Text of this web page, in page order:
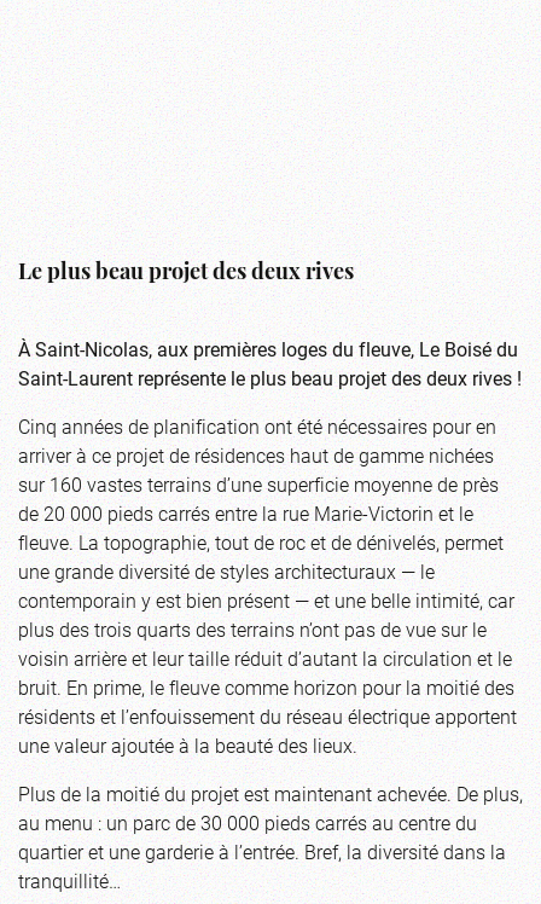
Le plus beau projet des deux rives
À Saint-Nicolas, aux premières loges du fleuve, Le Boisé du
Saint-Laurent représente le plus beau projet des deux rives !
Cinq années de planification ont été nécessaires pour en
arriver à ce projet de résidences haut de gamme nichées
sur 160 vastes terrains d’une superficie moyenne de près
de 20 000 pieds carrés entre la rue Marie-Victorin et le
fleuve. La topographie, tout de roc et de dénivelés, permet
une grande diversité de styles architecturaux — le
contemporain y est bien présent — et une belle intimité, car
plus des trois quarts des terrains n’ont pas de vue sur le
voisin arrière et leur taille réduit d’autant la circulation et le
bruit. En prime, le fleuve comme horizon pour la moitié des
résidents et l’enfouissement du réseau électrique apportent
une valeur ajoutée à la beauté des lieux.
Plus de la moitié du projet est maintenant achevée. De plus,
au menu : un parc de 30 000 pieds carrés au centre du
quartier et une garderie à l’entrée. Bref, la diversité dans la
tranquillité…